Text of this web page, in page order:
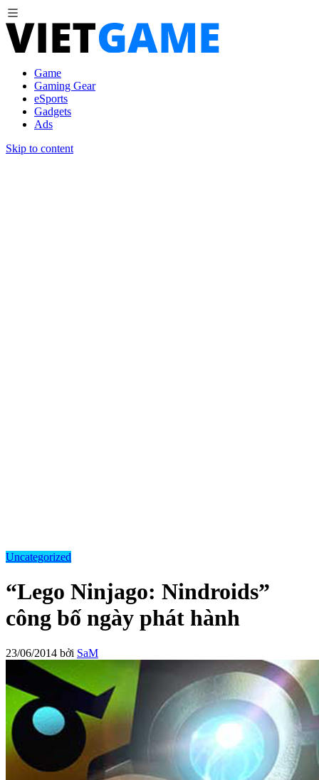
Game
Gaming Gear
eSports
Gadgets
Ads
Skip to content
Uncategorized
“Lego Ninjago: Nindroids”
công bố ngày phát hành
23/06/2014 bởi SaM